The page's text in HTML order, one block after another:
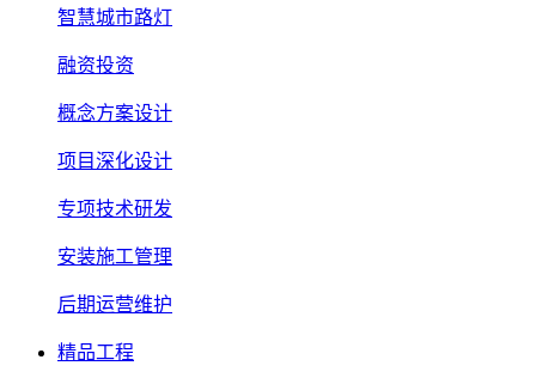
智慧城市路灯
融资投资
概念方案设计
项目深化设计
专项技术研发
安装施工管理
后期运营维护
精品工程